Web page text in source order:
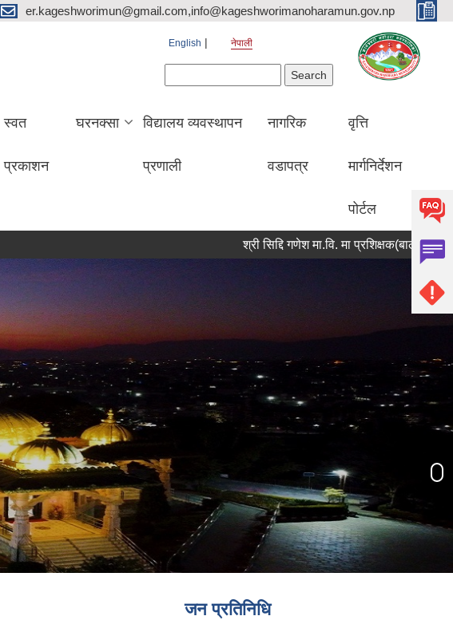
er.kageshworimun@gmail.com,info@kageshworimanoharamun.gov.np
English नेपाली
स्वत
प्रकाशन
घरनक्सा विद्यालय व्यवस्थापन
प्रणाली
नागरिक
वडापत्र
वृत्ति
मार्गनिर्देशन
पोर्टल
श्री सिद्दि गणेश मा.वि. मा प्रशिक्षक(बाली विज्ञान)
जन प्रतिनिधि